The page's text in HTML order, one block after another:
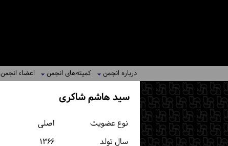
درباره انجمن کمیته‌های انجمن اعضاء انجمن
سید هاشم شاکری
نوع عضویت
اصلی
سال تولد
۱۳۶۶